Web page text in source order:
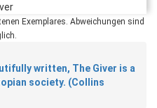
Exemplares. Abweichungen sind
written, The Giver is a
society. (Collins